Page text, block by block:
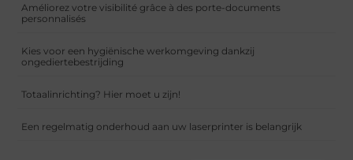
Améliorez votre visibilité grâce à des porte-documents
personnalisés
Kies voor een hygiënische werkomgeving dankzij
ongediertebestrijding
Totaalinrichting? Hier moet u zijn!
Een regelmatig onderhoud aan uw laserprinter is belangrijk